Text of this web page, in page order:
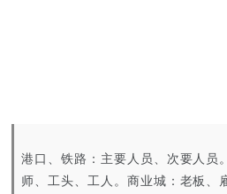
港口、铁路：主要人员、次要人员
师、工头、工人。商业城：老板、